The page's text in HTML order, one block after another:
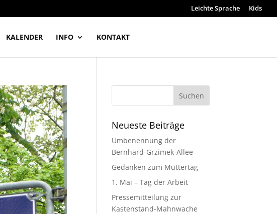
Leichte Sprache Kids
KALENDER INFO KONTAKT
Neueste Beiträge
Umbenennung der
Bernhard-Grzimek-Allee
Gedanken zum Muttertag
1. Mai – Tag der Arbeit
Pressemitteilung zur
Kastenstand-Mahnwache